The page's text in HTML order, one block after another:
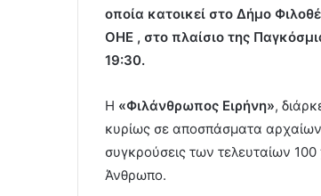
οποία κατοικεί στο Δήμο
ΟΗΕ , στο πλαίσιο της
19:30.
Η «Φιλάνθρωπος Ειρήνη»,
κυρίως σε αποσπάσματα
συγκρούσεις των τελευταίων
Άνθρωπο.